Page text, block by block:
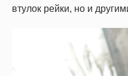
втулок рейки, но и